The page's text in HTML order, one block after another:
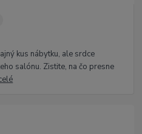
kus nábytku, ale srdce
salónu. Zistite, na čo presne